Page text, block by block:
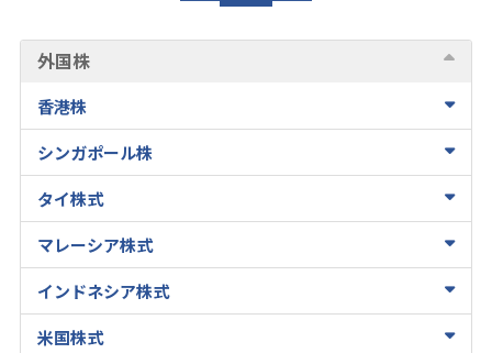
外国株
香港株
シンガポール株
タイ株式
マレーシア株式
インドネシア株式
米国株式